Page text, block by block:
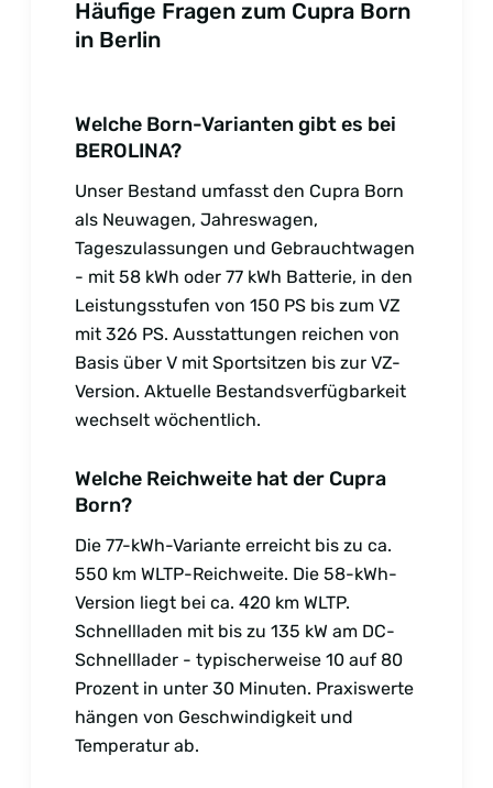
Häufige Fragen zum Cupra Born
in Berlin
Welche Born-Varianten gibt es bei
BEROLINA?
Unser Bestand umfasst den Cupra Born
als Neuwagen, Jahreswagen,
Tageszulassungen und Gebrauchtwagen
- mit 58 kWh oder 77 kWh Batterie, in den
Leistungsstufen von 150 PS bis zum VZ
mit 326 PS. Ausstattungen reichen von
Basis über V mit Sportsitzen bis zur VZ-
Version. Aktuelle Bestandsverfügbarkeit
wechselt wöchentlich.
Welche Reichweite hat der Cupra
Born?
Die 77-kWh-Variante erreicht bis zu ca.
550 km WLTP-Reichweite. Die 58-kWh-
Version liegt bei ca. 420 km WLTP.
Schnellladen mit bis zu 135 kW am DC-
Schnelllader - typischerweise 10 auf 80
Prozent in unter 30 Minuten. Praxiswerte
hängen von Geschwindigkeit und
Temperatur ab.